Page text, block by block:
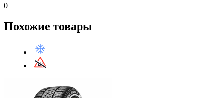
0
Похожие товары